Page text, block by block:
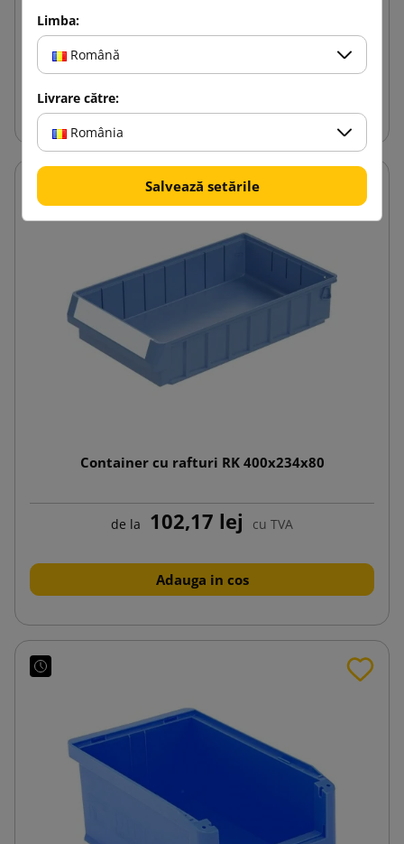
98,77 lej
Container cu rafturi RK 400x234x80
de la 102,17 lej cu TVA
Adauga in cos
Limba:
Română
Livrare către:
România
Salvează setările